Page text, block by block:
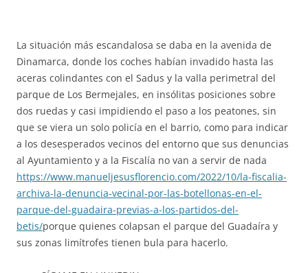
La situación más escandalosa se daba en la avenida de
Dinamarca, donde los coches habían invadido hasta las
aceras colindantes con el Sadus y la valla perimetral del
parque de Los Bermejales, en insólitas posiciones sobre
dos ruedas y casi impidiendo el paso a los peatones, sin
que se viera un solo policía en el barrio, como para indicar
a los desesperados vecinos del entorno que sus denuncias
al Ayuntamiento y a la Fiscalía no van a servir de nada
https://www.manueljesusflorencio.com/2022/10/la-fiscalia-
archiva-la-denuncia-vecinal-por-las-botellonas-en-el-
parque-del-guadaira-previas-a-los-partidos-del-
betis/porque quienes colapsan el parque del Guadaíra y
sus zonas limítrofes tienen bula para hacerlo.